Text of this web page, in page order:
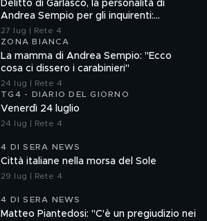
Delitto di Garlasco, la personalità di
Andrea Sempio per gli inquirenti:
"Ossessionato e bugiardo"
27 lug | Rete 4
ZONA BIANCA
La mamma di Andrea Sempio: "Ecco
cosa ci dissero i carabinieri"
24 lug | Rete 4
TG4 - DIARIO DEL GIORNO
Venerdì 24 luglio
24 lug | Rete 4
4 DI SERA NEWS
Città italiane nella morsa del Sole
29 lug | Rete 4
4 DI SERA NEWS
Matteo Piantedosi: "C'è un pregiudizio nei